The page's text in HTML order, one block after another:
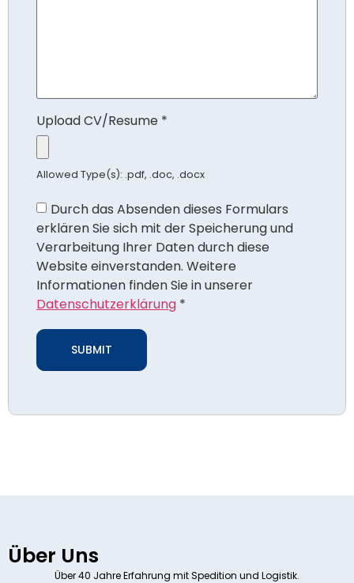
Upload CV/Resume *
Allowed Type(s): .pdf, .doc, .docx
Durch das Absenden dieses Formulars
erklären Sie sich mit der Speicherung und
Verarbeitung Ihrer Daten durch diese
Website einverstanden. Weitere
Informationen finden Sie in unserer
Datenschutzerklärung *
Über Uns
Über 40 Jahre Erfahrung mit Spedition und Logistik.